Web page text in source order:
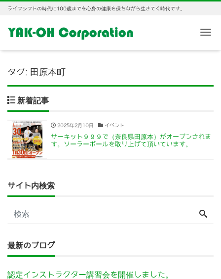
ライフシフトの時代に100歳までを心身の健康を保ちながら生きてく時代です。
タグ: 田原本町
新着記事
2025年2月10日 イベント
サーキット９９９で（奈良県田原本）がオープンされま
す。ソーラーポールを取り上げて頂いています。
サイト内検索
最新のブログ
認定インストラクター講習会を開催しました。